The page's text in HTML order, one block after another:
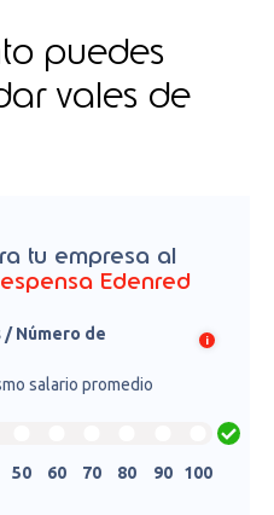
puedes
vales de
tu empresa al
Edenred
Número de
salario promedio
50 60 70 80 90 100